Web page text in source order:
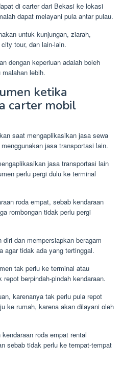
di carter dari Bekasi ke lokasi
dapat melayani pula antar pulau.
untuk kunjungan, ziarah,
tour, dan lain-lain.
dengan keperluan adalah boleh
lebih.
ketika
carter mobil
saat mengaplikasikan jasa sewa
jasa transportasi lain.
jasa transportasi lain
perlu pergi dulu ke terminal
roda empat, sebab kendaraan
rombongan tidak perlu pergi
dan mempersiapkan beragam
agar tidak ada yang tertinggal.
tak perlu ke terminal atau
berpindah-pindah kendaraan.
karenanya tak perlu pula repot
ke rumah, karena akan dilayani oleh
roda empat rental
sebab tidak perlu ke tempat-tempat